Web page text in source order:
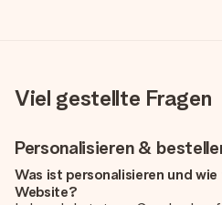
Viel gestellte Fragen
Personalisieren &
Was ist personalisieren und
Website?